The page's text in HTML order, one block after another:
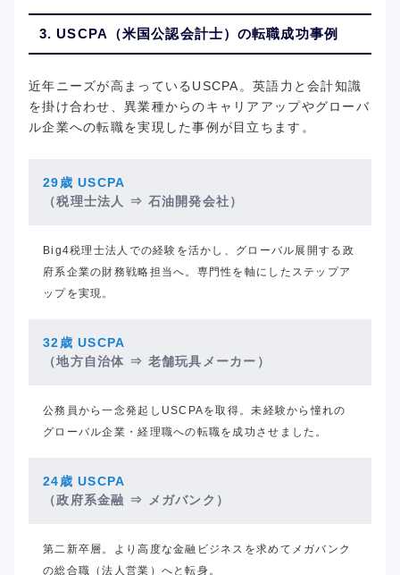
3. USCPA（米国公認会計士）の転職成功事例
近年ニーズが高まっているUSCPA。英語力と会計知識
を掛け合わせ、異業種からのキャリアアップやグローバ
ル企業への転職を実現した事例が目立ちます。
29歳 USCPA
（税理士法人
⇒ 石油開発会社）
Big4税理士法人での経験を活かし、グローバル展開する政
府系企業の財務戦略担当へ。専門性を軸にしたステップア
ップを実現。
32歳 USCPA
（地方自治体 ⇒ 老舗玩具メーカー）
公務員から一念発起しUSCPAを取得。未経験から憧れの
グローバル企業・経理職への転職を成功させました。
24歳 USCPA
（政府系金融 ⇒ メガバンク）
第二新卒層。より高度な金融ビジネスを求めてメガバンク
の総合職（法人営業）へと転身。